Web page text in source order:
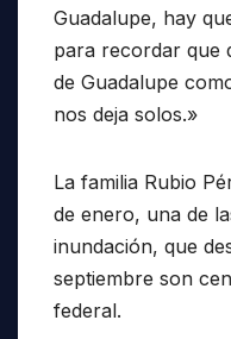
Guadalupe, hay
para recordar que
de Guadalupe
nos deja solos.»
La familia Rubio
de enero, una de
inundación, que
septiembre son
federal.